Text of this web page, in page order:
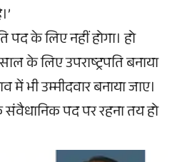
पद के लिए नहीं होगा। हो
के लिए उपराष्ट्रपति बनाया
में भी उम्मीदवार बनाया जाए।
पद पर रहना तय हो